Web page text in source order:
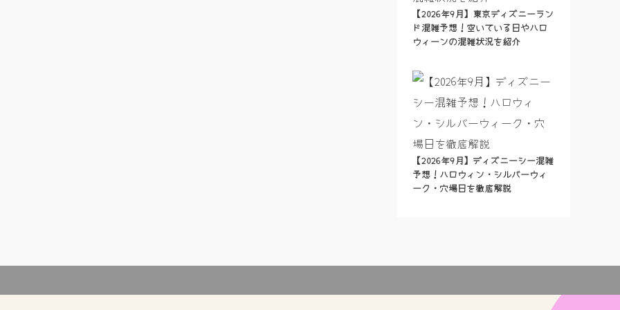
【2026年9月】東京ディズニーラン
ド混雑予想！空いている日やハロ
ウィーンの混雑状況を紹介
【2026年9月】ディズニーシー混雑
予想！ハロウィン・シルバーウィ
ーク・穴場日を徹底解説